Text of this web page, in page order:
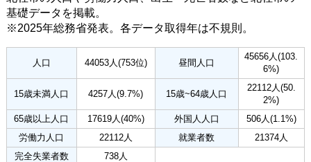
基礎データを掲載。
※2025年総務省発表。各データ取得年は不規則。
人口 44053人(753位) 昼間人口
45656人(103.
6%)
15歳未満人口 4257人(9.7%) 15歳~64歳人口
22112人(50.
2%)
65歳以上人口
17619人(40%) 外国人人口
506人(1.1%)
労働力人口
22112人 就業者数
21374人
完全失業者数
738人